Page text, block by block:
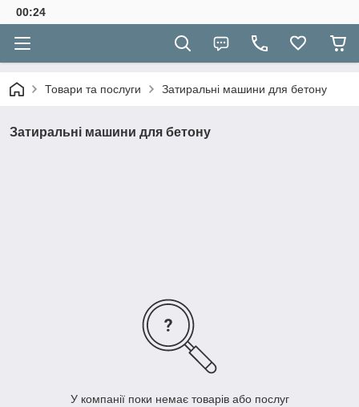
00:24
Товари та послуги Затиральні машини для бетону
Затиральні машини для бетону
У компанії поки немає товарів або послуг